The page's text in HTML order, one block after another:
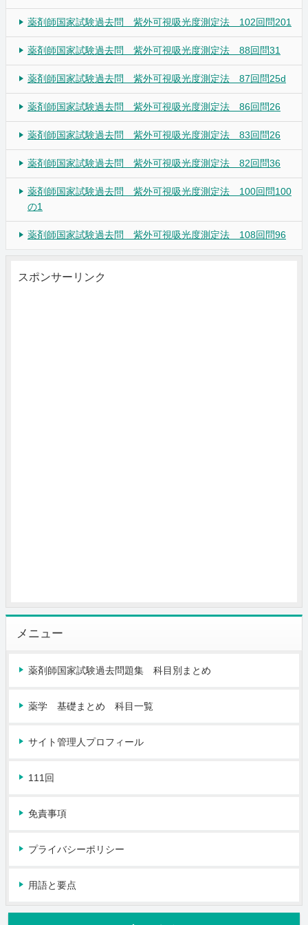
薬剤師国家試験過去問 紫外可視吸光度測定法 102回問201
薬剤師国家試験過去問 紫外可視吸光度測定法 88回問31
薬剤師国家試験過去問 紫外可視吸光度測定法 87回問25d
薬剤師国家試験過去問 紫外可視吸光度測定法 86回問26
薬剤師国家試験過去問 紫外可視吸光度測定法 83回問26
薬剤師国家試験過去問 紫外可視吸光度測定法 82回問36
薬剤師国家試験過去問 紫外可視吸光度測定法 100回問100
の1
薬剤師国家試験過去問 紫外可視吸光度測定法 108回問96
スポンサーリンク
メニュー
薬剤師国家試験過去問題集 科目別まとめ
薬学 基礎まとめ 科目一覧
サイト管理人プロフィール
111回
免責事項
プライバシーポリシー
用語と要点